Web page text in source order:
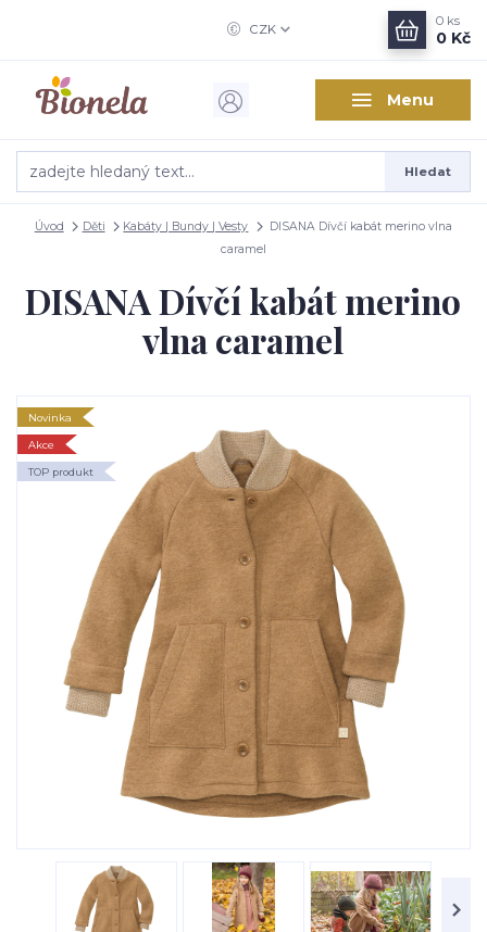
Menu
CZK
Hledat
0 ks
0 Kč
Úvod Děti Kabáty | Bundy | Vesty
DISANA Dívčí kabát merino vlna
caramel
DISANA Dívčí kabát merino
vlna caramel
Novinka
Akce
TOP produkt